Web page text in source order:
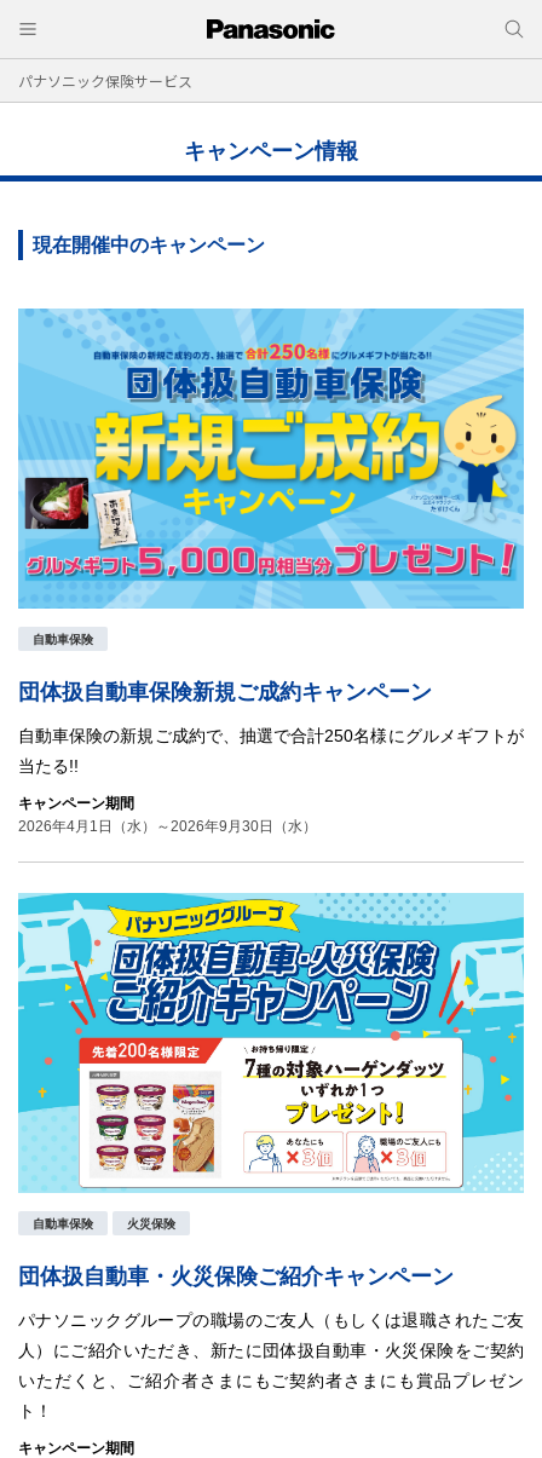
パナソニック保険サービス
キャンペーン情報
現在開催中のキャンペーン
自動車保険
団体扱自動車保険新規ご成約キャンペーン
自動車保険の新規ご成約で、抽選で合計250名様にグルメギフトが
当たる!!
キャンペーン期間
2026年4月1日（水）～2026年9月30日（水）
自動車保険 火災保険
団体扱自動車・火災保険ご紹介キャンペーン
パナソニックグループの職場のご友人（もしくは退職されたご友
人）にご紹介いただき、新たに団体扱自動車・火災保険をご契約
いただくと、ご紹介者さまにもご契約者さまにも賞品プレゼン
ト！
キャンペーン期間